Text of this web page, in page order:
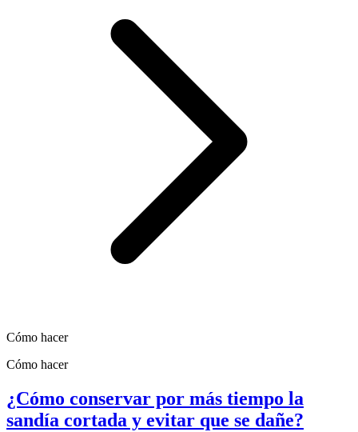
Cómo hacer
Cómo hacer
¿Cómo conservar por más tiempo la
sandía cortada y evitar que se dañe?